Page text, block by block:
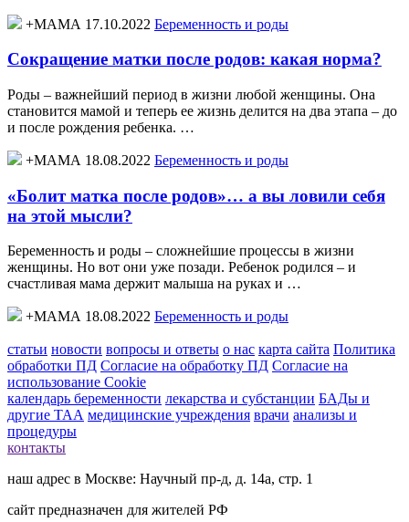
+МАМА 17.10.2022 Беременность и роды
Сокращение матки после родов: какая норма?
Роды – важнейший период в жизни любой женщины. Она
становится мамой и теперь ее жизнь делится на два этапа – до
и после рождения ребенка. …
+МАМА 18.08.2022 Беременность и роды
«Болит матка после родов»… а вы ловили себя
на этой мысли?
Беременность и роды – сложнейшие процессы в жизни
женщины. Но вот они уже позади. Ребенок родился – и
счастливая мама держит малыша на руках и …
+МАМА 18.08.2022 Беременность и роды
статьи новости вопросы и ответы о нас карта сайта Политика
обработки ПД Согласие на обработку ПД Согласие на
использование Cookie
календарь беременности лекарства и субстанции БАДы и
другие ТАА медицинские учреждения врачи анализы и
процедуры
контакты
наш адрес в Москве: Научный пр-д, д. 14а, стр. 1
сайт предназначен для жителей РФ